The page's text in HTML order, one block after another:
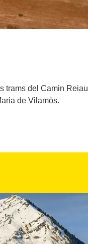
trams del Camin
de Vilamòs.